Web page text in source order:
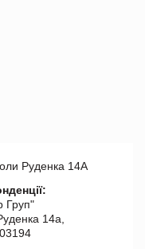
Руденка 14А
Груп"
14а,